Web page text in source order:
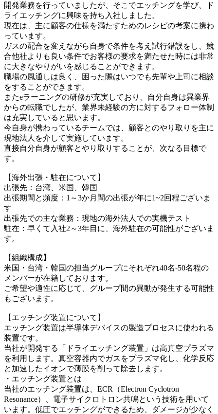
開発業務を行っていましたが、そこでエッチングを学び、ド
ライエッチングに興味を持ち入社しました。
現在は、主に顧客の仕様を満たすためのレシピの考案に携わ
っています。
ガスの配合を変えながら自身で条件を考え試行錯誤をし、競
合他社よりも良い条件でお客様の要求を満たせた時には非常
に大きなやりがいを感じることができます。
職場の風通しは良く、困った際はいつでも先輩や上司に相談
をすることができます。
またeラーニングの研修が充実しており、自分自身は異業界
からの転職でしたが、業界未経験の方に対するフォロー体制
は充実していると思います。
今自身が携わっているチームでは、顧客とのやり取りを主に
現地法人を介して実施しています。
直接自分自身が顧客とやり取りすることが、次なる目標で
す。
【海外出張・駐在について】
出張先：台湾、米国、韓国
出張期間と頻度：1～3か月間の出張が年に1~2回程ございま
す
出張先での主な業務：現地の海外法人での実機テスト
駐在：早くて入社2～3年目に、海外駐在の可能性がございま
す。
【組織構成】
米国・台湾・韓国の担当グループにそれぞれ40名-50名程の
メンバーが在籍しております。
ご希望や適性に応じて、グループ間の異動が発生する可能性
もございます。
【エッチング装置について】
エッチング装置は半導体デバイスの製造プロセスに使われる
装置です。
当社が開発する「ドライエッチング装置」は高真空プラズマ
を利用します。真空容器内でガスをプラズマ化し、化学反応
と加速したイオンで薄膜を削って除去します。
・エッチング装置とは
当社のエッチング装置は、ECR（Electron Cyclotron
Resonance）、電子サイクロトロン共鳴という技術を用いて
います。低圧でエッチングができるため、ダメージが少なく